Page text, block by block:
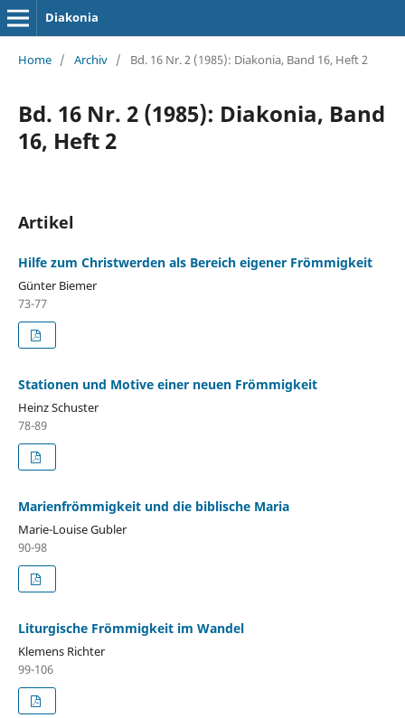
Diakonia
Home / Archiv / Bd. 16 Nr. 2 (1985): Diakonia, Band 16, Heft 2
Bd. 16 Nr. 2 (1985): Diakonia, Band
16, Heft 2
Artikel
Hilfe zum Christwerden als Bereich eigener Frömmigkeit
Günter Biemer
73-77
Stationen und Motive einer neuen Frömmigkeit
Heinz Schuster
78-89
Marienfrömmigkeit und die biblische Maria
Marie-Louise Gubler
90-98
Liturgische Frömmigkeit im Wandel
Klemens Richter
99-106